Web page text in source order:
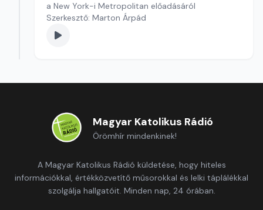
a New York-i Metropolitan előadásáról
Szerkesztő: Marton Árpád
Magyar Katolikus Rádió
Örömhír mindenkinek!
A Magyar Katolikus Rádió küldetése, hogy hiteles
információkkal, értékközvetítő műsorokkal és lelki táplálékkal
szolgálja hallgatóit. Minden nap, 24 órában.